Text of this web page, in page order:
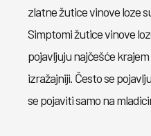
zlatne žutice vinove loze
Simptomi žutice vinove
pojavljuju najčešće
izražajniji. Često se
se pojaviti samo na